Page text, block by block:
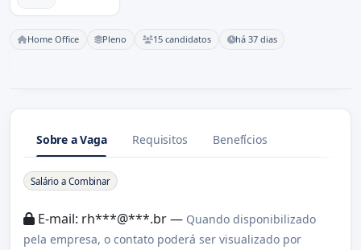
Home Office Pleno 15 candidatos há 37 dias
Sobre a Vaga Requisitos Benefícios
Sobre a Vaga
Salário a Combinar
E-mail: rh***@***.br — Quando disponibilizado
pela empresa, o contato poderá ser visualizado por